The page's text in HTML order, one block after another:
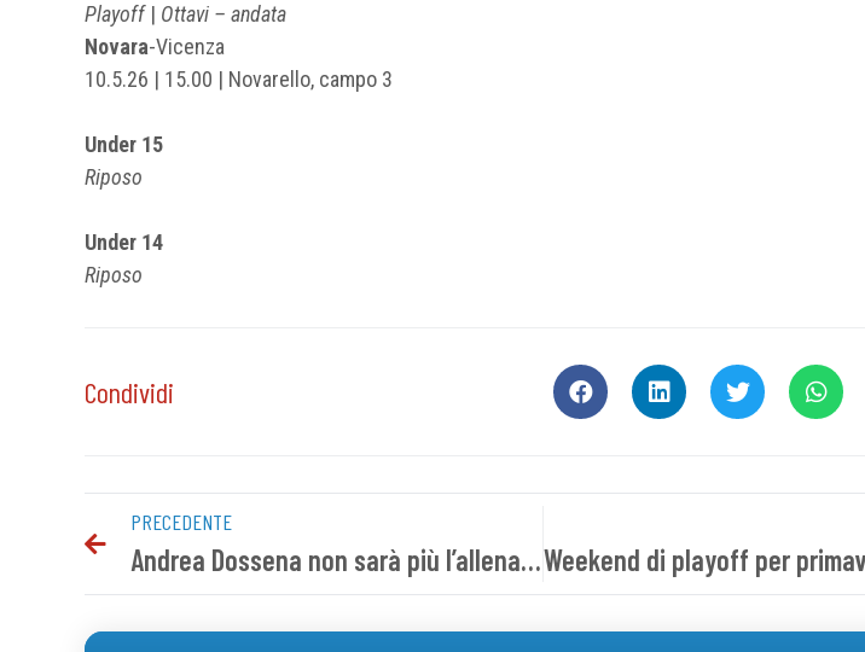
Playoff| Ottavi – andata
Novara-Vicenza
10.5.26 | 15.00 | Novarello, campo 3
Under 15
Riposo
Under 14
Riposo
Condividi
PRECEDENTE
Andrea Dossena non sarà più l’allenatore del Novara FC